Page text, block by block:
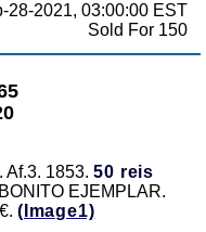
28-2021, 03:00:00 EST
Sold For 150
Af.3. 1853. 50 reis
EJEMPLAR.
(Image1)